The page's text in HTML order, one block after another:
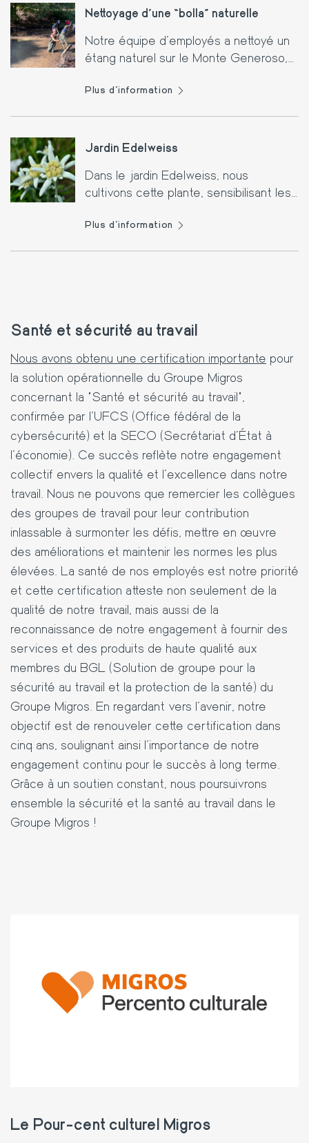
Nettoyage d'une “bolla” naturelle
Notre équipe d'employés a nettoyé un
étang naturel sur le Monte Generoso,
en favorisant la biodiversité et la faune
Plus d'information
Jardin Edelweiss
Dans le jardin Edelweiss, nous
cultivons cette plante, sensibilisant les
environnementale.
Plus d'information
Santé et sécurité au travail
Nous avons obtenu une certification importante pour
la solution opérationnelle du Groupe Migros
concernant la "Santé et sécurité au travail",
confirmée par l'UFCS (Office fédéral de la
cybersécurité) et la SECO (Secrétariat d'État à
l'économie). Ce succès reflète notre engagement
collectif envers la qualité et l'excellence dans notre
travail. Nous ne pouvons que remercier les collègues
des groupes de travail pour leur contribution
inlassable à surmonter les défis, mettre en œuvre
des améliorations et maintenir les normes les plus
élevées. La santé de nos employés est notre priorité
et cette certification atteste non seulement de la
qualité de notre travail, mais aussi de la
reconnaissance de notre engagement à fournir des
services et des produits de haute qualité aux
membres du BGL (Solution de groupe pour la
sécurité au travail et la protection de la santé) du
Groupe Migros. En regardant vers l'avenir, notre
objectif est de renouveler cette certification dans
cinq ans, soulignant ainsi l'importance de notre
engagement continu pour le succès à long terme.
Grâce à un soutien constant, nous poursuivrons
ensemble la sécurité et la santé au travail dans le
Groupe Migros !
Le Pour-cent culturel Migros